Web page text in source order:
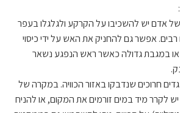
אדם יש להשכיבו על הקרקע ולגלגלו בעפר
אפשר גם להחניק את האש על ידי כיסוי
במגבת גדולה כאשר ראש הנפגע נשאר
חרוכים שנדבקו באזור הכוויה. במקרה של
יש לקרר מיד במים זורמים את המקום, או להניח